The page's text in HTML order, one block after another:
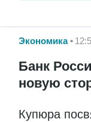
Экономика
Банк
новую
Купюра